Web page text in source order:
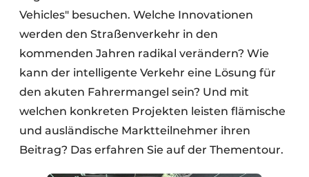
Vehicles" besuchen. Welche Innovationen
werden den Straßenverkehr in den
kommenden Jahren radikal verändern? Wie
kann der intelligente Verkehr eine Lösung für
den akuten Fahrermangel sein? Und mit
welchen konkreten Projekten leisten flämische
und ausländische Marktteilnehmer ihren
Beitrag? Das erfahren Sie auf der Thementour.